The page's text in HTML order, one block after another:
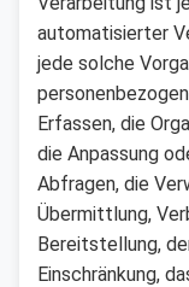
automatisierter
jede solche
Erfassen, die
die Anpassung
Abfragen, die
Übermittlung,
Bereitstellung,
Einschränkung,